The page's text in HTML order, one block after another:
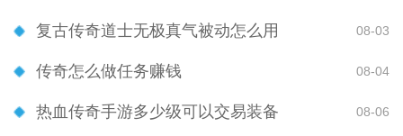
复古传奇道士无极真气被动怎么用 08-03
传奇怎么做任务赚钱 08-04
热血传奇手游多少级可以交易装备 08-06